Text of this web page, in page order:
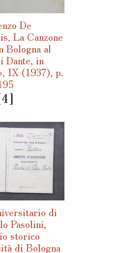
De
La Canzone
Bologna al
Dante, in
IX (1937), p.
di
Pasolini,
storico
di Bologna